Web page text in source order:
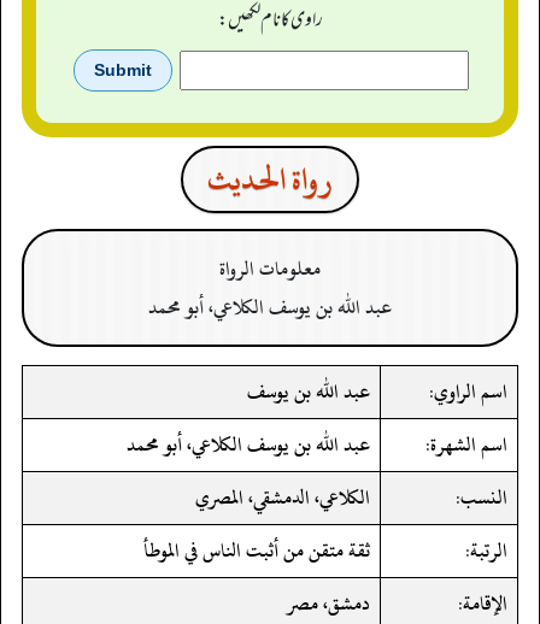
راوی کا نام لکھیں:
رواة الحدیث
معلومات الرواة
عبد الله بن يوسف الكلاعي، أبو محمد
اسم الراوي:
عبد الله بن يوسف
اسم الشهرة:
عبد الله بن يوسف الكلاعي، أبو محمد
النسب:
الكلاعي، الدمشقي، المصري
الرتبة:
ثقة متقن من أثبت الناس في الموطأ
الإقامة:
دمشق، مصر